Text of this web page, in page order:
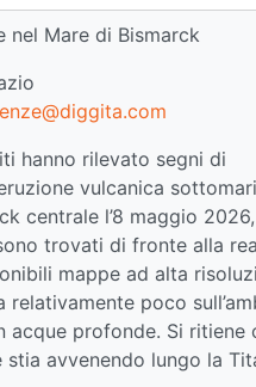
nel Mare di Bismarck
hanno rilevato segni di
vulcanica
centrale l’8 maggio
trovati di fronte alla
mappe ad alta
relativamente poco
acque profonde. Si ritiene
stia avvenendo lungo la